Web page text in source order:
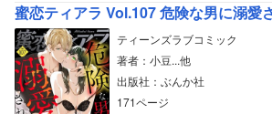
蜜恋ティアラ Vol.107 危険な男に溺愛
ティーンズラブコミック
著者：小豆...他
出版社：ぶんか社
171ページ